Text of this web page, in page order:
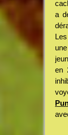
a
en